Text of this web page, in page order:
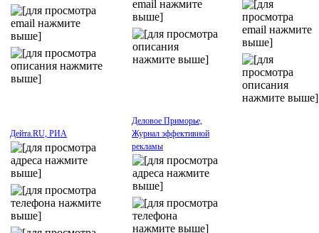
Дейта.RU, РИА
Деловое Приморье,
Журнал эффективной
рекламы